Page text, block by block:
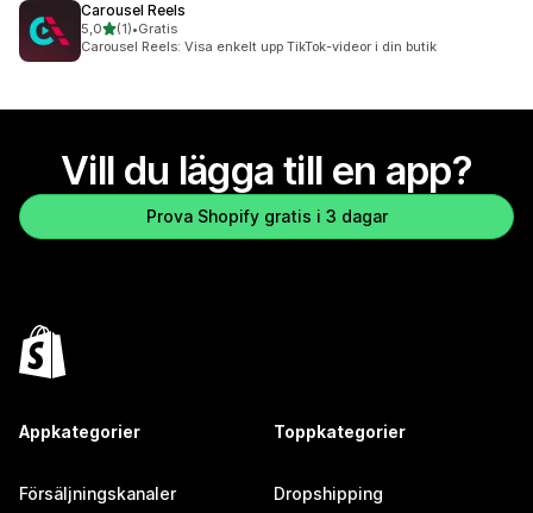
Carousel Reels
5,0av 5 stjärnor
(1)
1 recensioner totalt
•Gratis
Carousel Reels: Visa enkelt upp TikTok-videor i din butik
Vill du lägga till en app?
Prova Shopify gratis i 3 dagar
Appkategorier
Försäljningskanaler
Toppkategorier
Dropshipping